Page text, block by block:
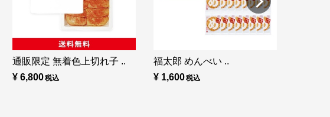
通販限定 無着色上切れ子 ..
¥ 6,800
福太郎 めんべい ..
¥ 1,600